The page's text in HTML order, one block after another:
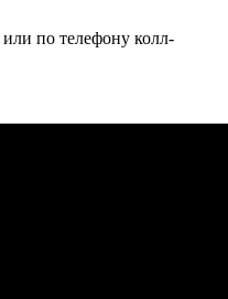
или по телефону колл-